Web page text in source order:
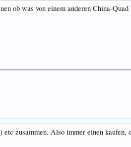
ob was von einem anderen China-
zusammen. Also immer einen kaufen,